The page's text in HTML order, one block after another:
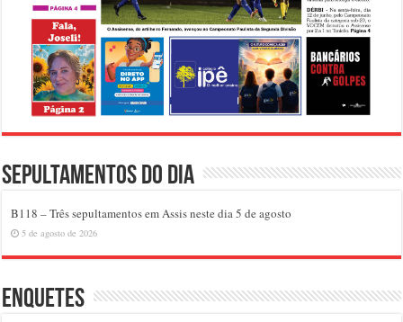
Sepultamentos do dia
B118 – Três sepultamentos em Assis neste dia 5 de agosto
5 de agosto de 2026
Enquetes